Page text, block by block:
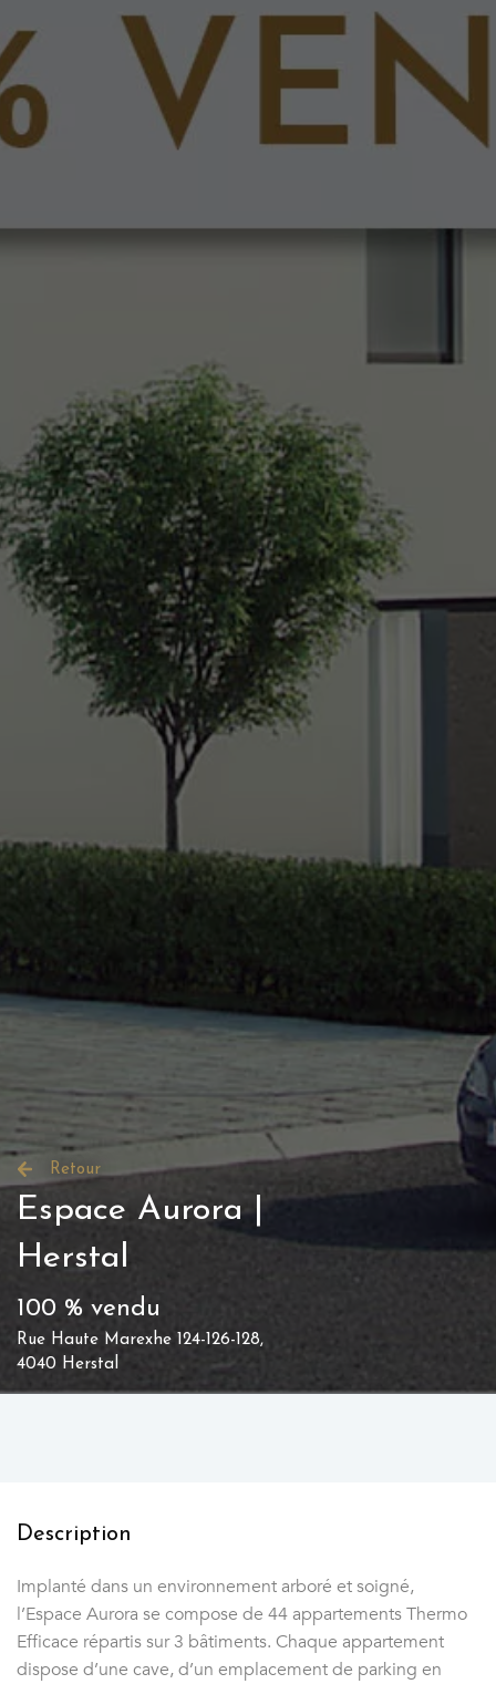
Retour
Espace Aurora |
Herstal
100 % vendu
Rue Haute Marexhe 124-126-128,
4040 Herstal
Description
Implanté dans un environnement arboré et soigné,
l’Espace Aurora se compose de 44 appartements Thermo
Efficace répartis sur 3 bâtiments. Chaque appartement
dispose d’une cave, d’un emplacement de parking en